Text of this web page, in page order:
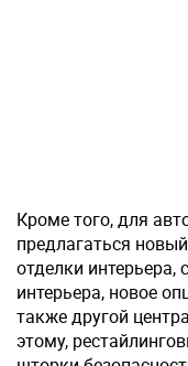
Кроме того, для
предлагаться
отделки интерьера,
интерьера, новое
также другой
этому,